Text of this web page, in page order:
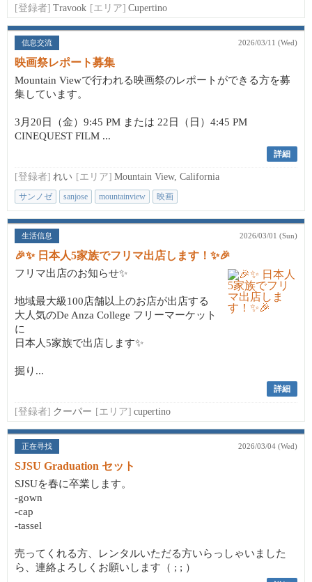
[登録者] Travook [エリア] Cupertino
信息交流 2026/03/11 (Wed)
映画祭レポート募集
Mountain Viewで行われる映画祭のレポートができる方を募
集しています。
3月20日（金）9:45 PM または 22日（日）4:45 PM
CINEQUEST FILM ...
詳細
[登録者] れい [エリア] Mountain View, California
サンノゼ sanjose mountainview 映画
生活信息 2026/03/01 (Sun)
🎉✨ 日本人5家族でフリマ出店します！✨🎉
フリマ出店のお知らせ✨
地域最大級100店舗以上のお店が出店する
大人気のDe Anza College フリーマーケット
に
日本人5家族で出店します✨
掘り...
詳細
[登録者] クーパー [エリア] cupertino
正在寻找 2026/03/04 (Wed)
SJSU Graduation セット
SJSUを春に卒業します。
-gown
-cap
-tassel
売ってくれる方、レンタルいただる方いらっしゃいました
ら、連絡よろしくお願いします（ ; ; ）